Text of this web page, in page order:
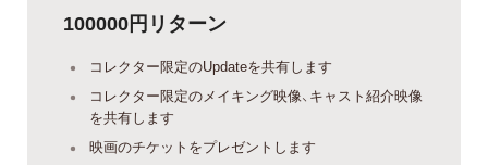
100000円リターン
コレクター限定のUpdateを共有します
コレクター限定のメイキング映像、キャスト紹介映像
を共有します
映画のチケットをプレゼントします